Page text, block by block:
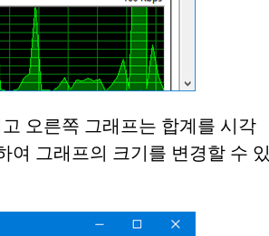
오른쪽 그래프는 합계를 시각
여 그래프의 크기를 변경할 수 있